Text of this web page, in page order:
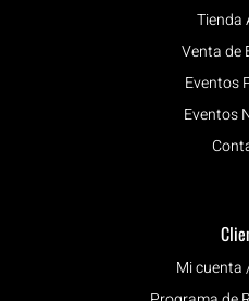
Tienda
Venta de
Eventos
Eventos
Mi cuenta